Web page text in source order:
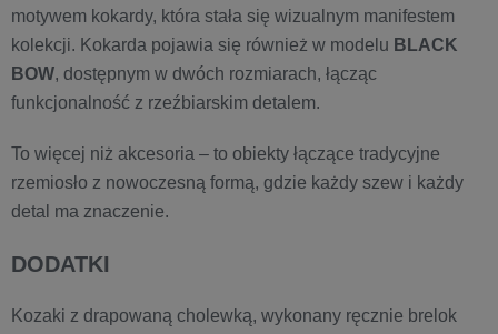
motywem kokardy, która stała się wizualnym manifestem
kolekcji. Kokarda pojawia się również w modelu BLACK
BOW, dostępnym w dwóch rozmiarach, łącząc
funkcjonalność z rzeźbiarskim detalem.
To więcej niż akcesoria – to obiekty łączące tradycyjne
rzemiosło z nowoczesną formą, gdzie każdy szew i każdy
detal ma znaczenie.
DODATKI
Kozaki z drapowaną cholewką, wykonany ręcznie brelok